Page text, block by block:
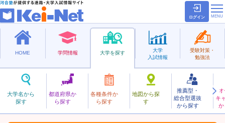
ログイン
HOME 学問情報 大学を探す
大学名から
探す
都道府県か
ら探す
各種条件か
ら探す
地図から探
す
推薦型・
総合型選抜
から探す
キ
か
大学
入試情報
受験対策・
勉強法
私立
みやぎがくいんじょし
宮城学院女子大学 お気に入り